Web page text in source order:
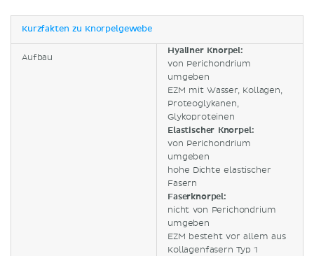
Kurzfakten zu Knorpelgewebe
Aufbau
Hyaliner Knorpel:
von Perichondrium
umgeben
EZM mit Wasser, Kollagen,
Proteoglykanen,
Glykoproteinen
Elastischer Knorpel:
von Perichondrium
umgeben
hohe Dichte elastischer
Fasern
Faserknorpel:
nicht von Perichondrium
umgeben
EZM besteht vor allem aus
Kollagenfasern Typ 1